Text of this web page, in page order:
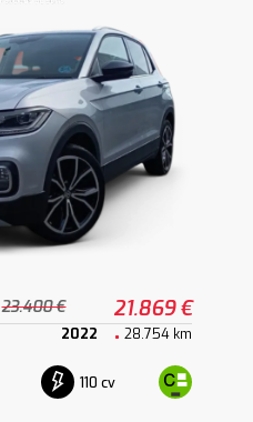
23.400 € 21.869 €
2022 28.754 km
110 cv